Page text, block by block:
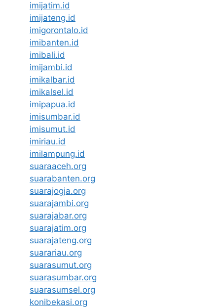
imijatim.id
imijateng.id
imigorontalo.id
imibanten.id
imibali.id
imijambi.id
imikalbar.id
imikalsel.id
imipapua.id
imisumbar.id
imisumut.id
imiriau.id
imilampung.id
suaraaceh.org
suarabanten.org
suarajogja.org
suarajambi.org
suarajabar.org
suarajatim.org
suarajateng.org
suarariau.org
suarasumut.org
suarasumbar.org
suarasumsel.org
konibekasi.org